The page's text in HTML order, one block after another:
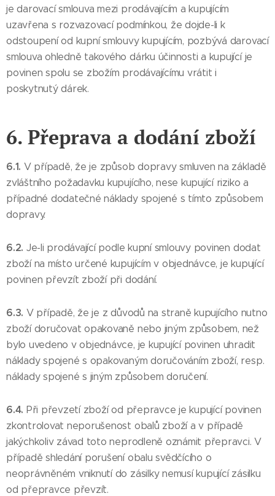
je darovací smlouva mezi prodávajícím a kupujícím
uzavřena s rozvazovací podmínkou, že dojde-li k
odstoupení od kupní smlouvy kupujícím, pozbývá darovací
smlouva ohledně takového dárku účinnosti a kupující je
povinen spolu se zbožím prodávajícímu vrátit i
poskytnutý dárek.
6. Přeprava a dodání zboží
6.1. V případě, že je způsob dopravy smluven na základě
zvláštního požadavku kupujícího, nese kupující riziko a
případné dodatečné náklady spojené s tímto způsobem
dopravy.
6.2. Je-li prodávající podle kupní smlouvy povinen dodat
zboží na místo určené kupujícím v objednávce, je kupující
povinen převzít zboží při dodání.
6.3. V případě, že je z důvodů na straně kupujícího nutno
zboží doručovat opakovaně nebo jiným způsobem, než
bylo uvedeno v objednávce, je kupující povinen uhradit
náklady spojené s opakovaným doručováním zboží, resp.
náklady spojené s jiným způsobem doručení.
6.4. Při převzetí zboží od přepravce je kupující povinen
zkontrolovat neporušenost obalů zboží a v případě
jakýchkoliv závad toto neprodleně oznámit přepravci. V
případě shledání porušení obalu svědčícího o
neoprávněném vniknutí do zásilky nemusí kupující zásilku
od přepravce převzít.